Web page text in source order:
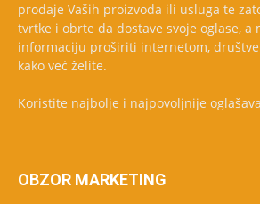
prodaje Vaših proizvoda ili usluga te
tvrtke i obrte da dostave svoje oglase, a
informaciju proširiti internetom,
kako već želite.
Koristite najbolje i najpovoljnije
OBZOR MARKETING